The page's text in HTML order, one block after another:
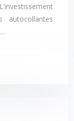
autocollantes